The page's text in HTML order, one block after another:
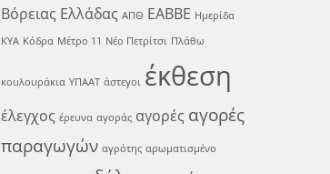
Βόρειας Ελλάδας ΑΠΘ ΕΑΒΒΕ Ημερίδα
ΚΥΑ Κόδρα Μέτρο 11 Νέο Πετρίτσι Πλάθω
κουλουράκια ΥΠΑΑΤ άστεγοι έκθεση
έλεγχος έρευνα αγοράς αγορές αγορές
παραγωγών αγρότης αρωματισμένο